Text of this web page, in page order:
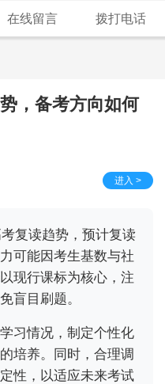
在线留言 拨打电话
，备考方向如何
进入 >
复读趋势，预计复读
可能因考生基数与社
现行课标为核心，注
盲目刷题。
习情况，制定个性化
培养。同时，合理调
性，以适应未来考试